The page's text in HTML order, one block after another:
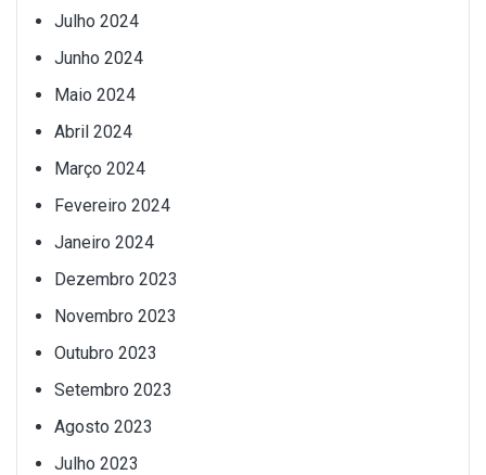
Julho 2024
Junho 2024
Maio 2024
Abril 2024
Março 2024
Fevereiro 2024
Janeiro 2024
Dezembro 2023
Novembro 2023
Outubro 2023
Setembro 2023
Agosto 2023
Julho 2023